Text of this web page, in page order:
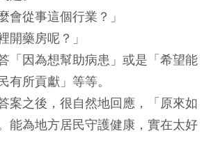
會從事這個行業？」
開藥房呢？」
「因為想幫助病患」或是「希望能
有所貢獻」等等。
案之後，很自然地回應，「原來如
能為地方居民守護健康，實在太好